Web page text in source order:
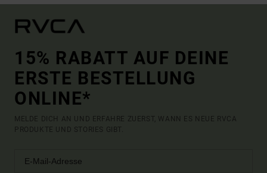
15% RABATT AUF DEINE
ERSTE BESTELLUNG
ONLINE*
MELDE DICH AN UND ERFAHRE ZUERST, WANN ES NEUE RVCA
PRODUKTE UND STORIES GIBT.